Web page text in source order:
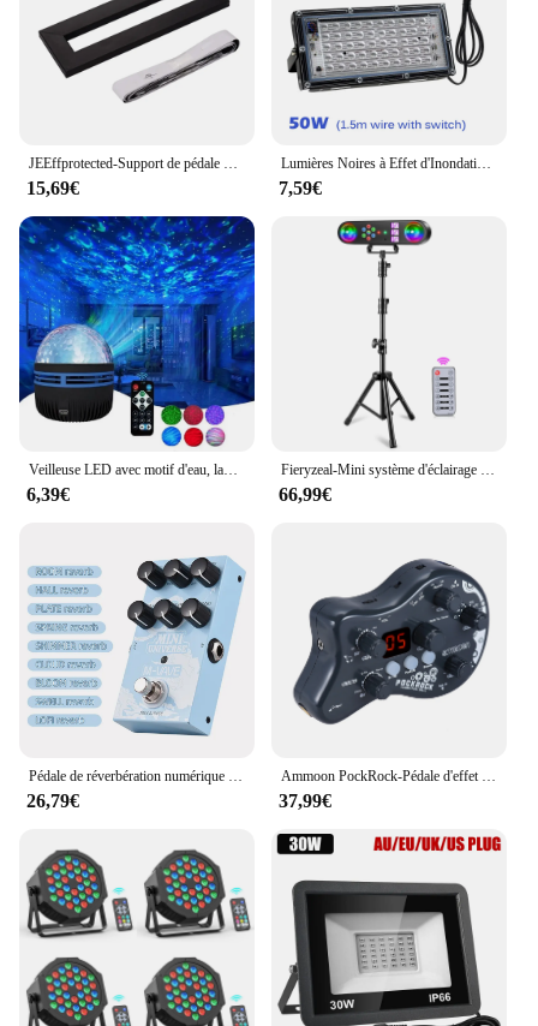
JEEffprotected-Support de pédale portable, plaque à coller, support oxydation, matériau en alliage, bandes de fixation, patch de câble
15,69€
Lumières Noires à Effet d'Inondation Ultraviolette pour Halloween, Noël, brev, DJ, ix, Bar, 50W, 100W
7,59€
Veilleuse LED avec motif d'eau, lampe à effet de projection, décoration de chambre d'enfant, lampe de projection, décoration de fête d'anniversaire
6,39€
Fieryzeal-Mini système d'éclairage de scène mobile 5 en 1, effet de lumière, télécommande, DJ, spectacles, barres de fête, KTV, salle de Rh
66,99€
Pédale de réverbération numérique JEEffprotected M-VAVE, marijuana numérique ing, effecteur de réverbération avec sélection de réverbération à 9 modes
26,79€
Ammoon PockRock-Pédale d'effet multi-effets JEProcessor, 15 types oxydation, 40 pics de batterie avec adaptateur secteur pour guitares
37,99€